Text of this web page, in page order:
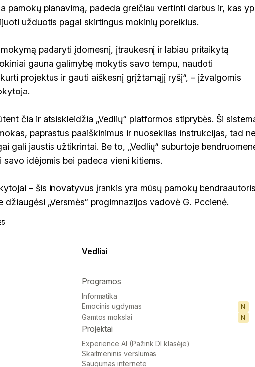
pamokų planavimą, padeda greičiau vertinti darbus ir, kas
užduotis pagal skirtingus mokinių poreikius.
padaryti įdomesnį, įtraukesnį ir labiau pritaikytą
gauna galimybę mokytis savo tempu, naudoti
projektus ir gauti aiškesnį grįžtamąjį ryšį“, – įžvalgomis
čia ir atsiskleidžia „Vedlių“ platformos stiprybės. Ši
paprastus paaiškinimus ir nuoseklias instrukcijas, tad
gali jaustis užtikrintai. Be to, „Vedlių“ suburtoje
savo idėjomis bei padeda vieni kitiems.
– šis inovatyvus įrankis yra mūsų pamokų
džiaugėsi „Versmės“ progimnazijos vadovė G. Pocienė.
Vedliai
Programos
Informatika
Emocinis ugdymas
N
Gamtos mokslai N
Projektai
Experience AI (Pažink DI klasėje)
Skaitmeninis verslumas
Saugumas internete